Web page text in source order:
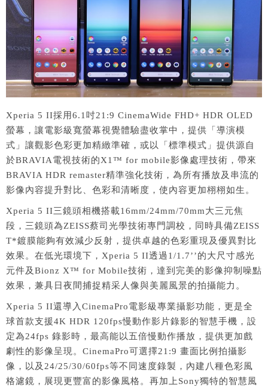
Xperia 5 II採用6.1吋21:9 CinemaWide FHD+ HDR OLED
螢幕，讓電影級寬螢幕視覺體驗盡收掌中，提供「導演模
式」讓觀影色彩更加精緻準確，或以「標準模式」提供源自
於BRAVIA電視技術的X1™ for mobile影像處理技術，帶來
BRAVIA HDR remaster精準強化技術，為所有播放及串流的
影像內容提升對比、色彩和清晰度，使內容更加栩栩如生。
Xperia 5 II三鏡頭相機搭載16mm/24mm/70mm大三元焦
段，三鏡頭為ZEISS蔡司光學技術專門調校，同時具備ZEISS
T*鍍膜能夠有效減少反射，提供卓越的色彩重現及優異對比
效果。在低光環境下，Xperia 5 II透過1/1.7’’的大尺寸感光
元件及Bionz X™ for Mobile技術，達到完美的影像抑制噪點
效果，兼具日夜間捕捉精采人像與美麗風景的拍攝能力。
Xperia 5 II還導入CinemaPro電影級專業攝影功能，更是全
球首款支援4K HDR 120fps慢動作影片錄影的智慧手機，設
定為24fps 錄影時，最高能以五倍慢動作播放，提供更加戲
劇性的影像呈現。CinemaPro可選擇21:9 畫面比例拍攝影
像，以及24/25/30/60fps等不同速度錄製，內建八種色彩風
格濾鏡，展現更豐富的影像風格。再加上Sony獨特的智慧風